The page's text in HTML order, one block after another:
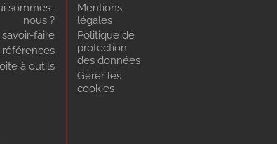
sommes-
nous ?
savoir-faire
références
à outils
Mentions
légales
Politique de
protection
des données
Gérer les
cookies